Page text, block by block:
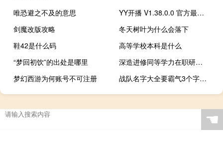
唯恐避之不及的意思
YY开播 V1.38.0.0 官方最新版（YY开播 V1.38.0.0 官方最新版功能简介）
剑魔改版攻略
冬天树叶为什么会落下
鞋42是什么码
高等学校本科是什么
“梦回初饮”的出处是哪里
深造进修同等学力在职研究生项目有啥报考规定
梦幻西游为何账号不可注册
战队名字大全要霸气3个字（战队名字大全要霸气）
☚